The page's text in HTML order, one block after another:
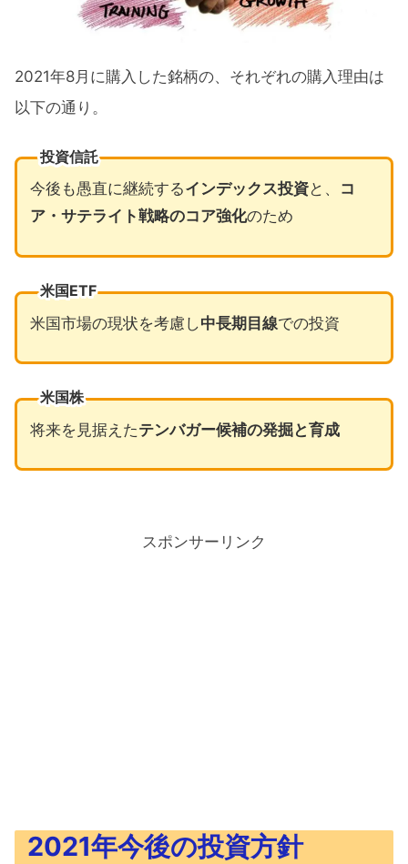
2021年8月に購入した銘柄の、それぞれの購入理由は
以下の通り。
投資信託
今後も愚直に継続するインデックス投資と、
コ
ア・サテライト戦略のコア強化のため
米国ETF
米国市場の現状を考慮し中長期目線での投資
米国株
将来を見据えたテンバガー候補の発掘と育成
スポンサーリンク
2021年今後の投資方針